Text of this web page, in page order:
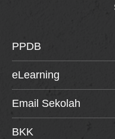
PPDB
eLearning
Email Sekolah
BKK